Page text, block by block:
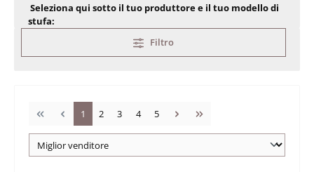
Seleziona qui sotto il tuo produttore e il tuo modello di
stufa:
Filtro
Pagina
1 Pagina
2 Pagina
3 Pagina
4 Pagina
5